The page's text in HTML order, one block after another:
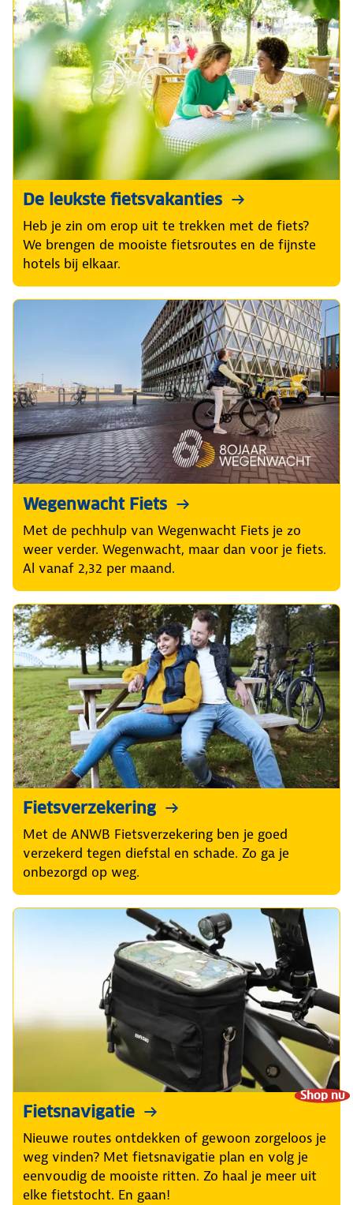
De leukste fietsvakanties
Heb je zin om erop uit te trekken met de fiets?
We brengen de mooiste fietsroutes en de fijnste
hotels bij elkaar.
Wegenwacht Fiets
Met de pechhulp van Wegenwacht Fiets je zo
weer verder. Wegenwacht, maar dan voor je fiets.
Al vanaf 2,32 per maand.
Fietsverzekering
Met de ANWB Fietsverzekering ben je goed
verzekerd tegen diefstal en schade. Zo ga je
onbezorgd op weg.
Shop nu
Fietsnavigatie
Nieuwe routes ontdekken of gewoon zorgeloos je
weg vinden? Met fietsnavigatie plan en volg je
eenvoudig de mooiste ritten. Zo haal je meer uit
elke fietstocht. En gaan!